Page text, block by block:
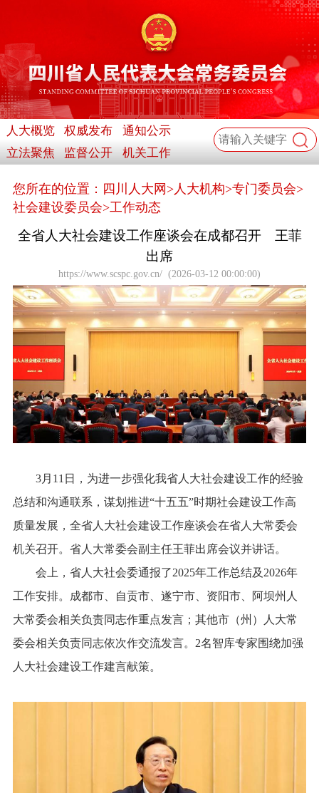
人大概览 权威发布
通知公示
立法聚焦
监督公开 机关工作
您所在的位置： 四川人大网 >人大机构>专门委员会>
社会建设委员会>工作动态
全省人大社会建设工作座谈会在成都召开 王菲
出席
https://www.scspc.gov.cn/ (2026-03-12 00:00:00)
3月11日，为进一步强化我省人大社会建设工作的经验
总结和沟通联系，谋划推进“十五五”时期社会建设工作高
质量发展，全省人大社会建设工作座谈会在省人大常委会
机关召开。省人大常委会副主任王菲出席会议并讲话。
会上，省人大社会委通报了2025年工作总结及2026年
工作安排。成都市、自贡市、遂宁市、资阳市、阿坝州人
大常委会相关负责同志作重点发言；其他市（州）人大常
委会相关负责同志依次作交流发言。2名智库专家围绕加强
人大社会建设工作建言献策。